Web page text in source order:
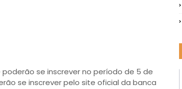
se inscrever no período de 5 de
se inscrever pelo site oficial da banca